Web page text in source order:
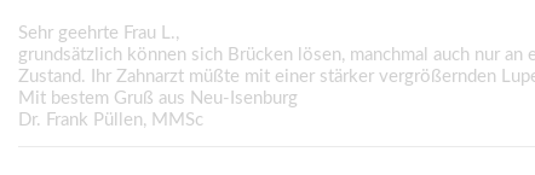
Sehr geehrte Frau L.,
grundsätzlich können sich Brücken lösen, manchmal auch nur
Zustand. Ihr Zahnarzt müßte mit einer stärker vergrößernden
Mit bestem Gruß aus Neu-Isenburg
Dr. Frank Püllen, MMSc